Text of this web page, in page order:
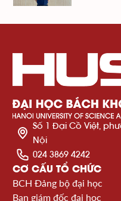
Số 1 Đại Cồ Việt,
Nội
024 3869 4242
CƠ CẤU TỔ CHỨC
BCH Đảng bộ đại học
Ban giám đốc đại học